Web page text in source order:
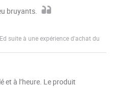
bruyants.
suite à une expérience d'achat du
et à l’heure. Le produit